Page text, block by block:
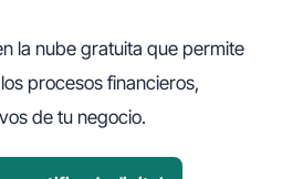
la nube gratuita que permite
procesos financieros,
de tu negocio.